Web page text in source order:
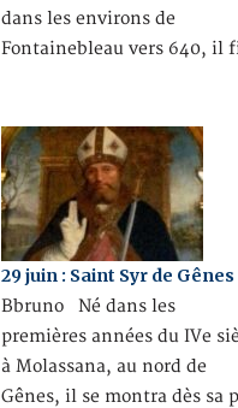
dans les environs de
Fontainebleau vers 640, il
29 juin : Saint Syr de Gênes
Bbruno Né dans les
premières années du IVe
à Molassana, au nord de
Gênes, il se montra dès sa